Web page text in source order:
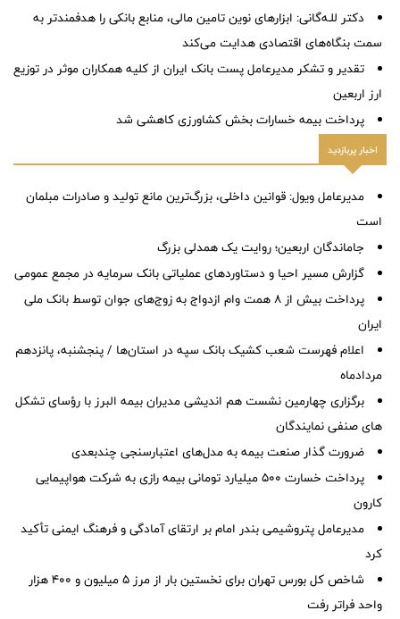
دکتر للـه‌گانی: ابزارهای نوین تامین مالی، منابع بانکی را هدفمندتر به
سمت بنگاه‌های اقتصادی هدایت می‌کند
تقدیر و تشکر مدیرعامل پست بانک ایران از کلیه همکاران موثر در توزیع
ارز اربعین
پرداخت بیمه خسارات بخش کشاورزی کاهشی شد
اخبار پربازدید
مدیرعامل ویول: قوانین داخلی، بزرگ‌ترین مانع تولید و صادرات مبلمان
است
جاماندگان اربعین؛ روایت یک همدلی بزرگ
گزارش مسیر احیا و دستاوردهای عملیاتی بانک سرمایه در مجمع عمومی
پرداخت بیش از ۸ همت وام ازدواج به زوج‌های جوان توسط بانک ملی
ایران
اعلام فهرست شعب کشیک بانک سپه در استان‌ها / پنجشنبه، پانزدهم
مردادماه
برگزاری چهارمین نشست هم اندیشی مدیران بیمه البرز با رؤسای تشکل
های صنفی نمایندگان
ضرورت گذار صنعت بیمه به مدل‌های اعتبارسنجی چندبعدی
پرداخت خسارت ۵۰۰ میلیارد تومانی بیمه رازی به شرکت هواپیمایی
کارون
مدیرعامل پتروشیمی بندر امام بر ارتقای آمادگی و فرهنگ ایمنی تأکید
کرد
شاخص کل بورس تهران برای نخستین بار از مرز ۵ میلیون و ۴۰۰ هزار
واحد فراتر رفت